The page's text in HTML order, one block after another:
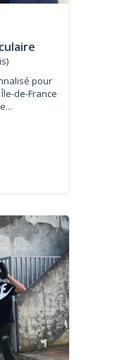
pour
de-France